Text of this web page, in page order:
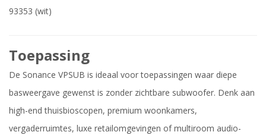
93353 (wit)
Toepassing
De Sonance VPSUB is ideaal voor toepassingen waar diepe
basweergave gewenst is zonder zichtbare subwoofer. Denk aan
high-end thuisbioscopen, premium woonkamers,
vergaderruimtes, luxe retailomgevingen of multiroom audio-